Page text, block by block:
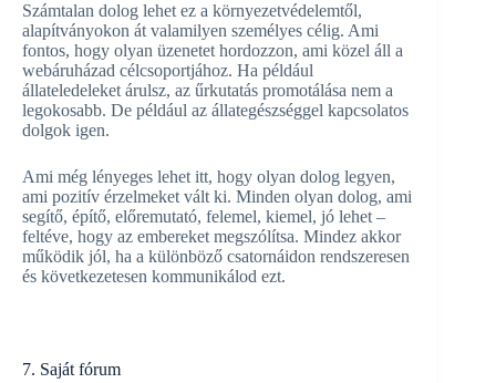
Számtalan dolog lehet ez a környezetvédelemtől,
alapítványokon át valamilyen személyes célig. Ami
fontos, hogy olyan üzenetet hordozzon, ami közel áll a
webáruházad célcsoportjához. Ha például
állateledeleket árulsz, az űrkutatás promotálása nem a
legokosabb. De például az állategészséggel kapcsolatos
dolgok igen.
Ami még lényeges lehet itt, hogy olyan dolog legyen,
ami pozitív érzelmeket vált ki. Minden olyan dolog, ami
segítő, építő, előremutató, felemel, kiemel, jó lehet –
feltéve, hogy az embereket megszólítsa. Mindez akkor
működik jól, ha a különböző csatornáidon rendszeresen
és következetesen kommunikálod ezt.
7. Saját fórum